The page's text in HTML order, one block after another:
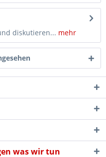
diskutieren... mehr
was wir tun